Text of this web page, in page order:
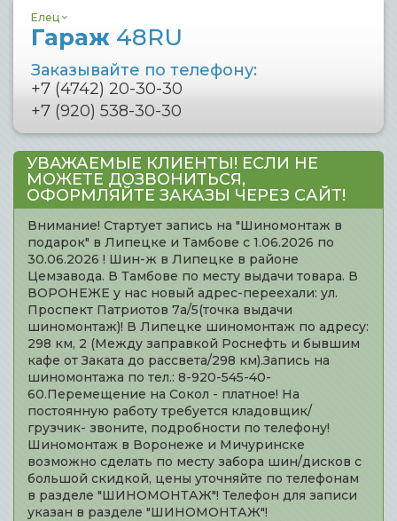
Елец
Гараж 48RU
Заказывайте по телефону:
+7 (4742) 20-30-30
+7 (920) 538-30-30
УВАЖАЕМЫЕ КЛИЕНТЫ! ЕСЛИ НЕ
МОЖЕТЕ ДОЗВОНИТЬСЯ,
ОФОРМЛЯЙТЕ ЗАКАЗЫ ЧЕРЕЗ САЙТ!
Внимание! Стартует запись на "Шиномонтаж в
подарок" в Липецке и Тамбове с 1.06.2026 по
30.06.2026 ! Шин-ж в Липецке в районе
Цемзавода. В Тамбове по месту выдачи товара. В
ВОРОНЕЖЕ у нас новый адрес-переехали: ул.
Проспект Патриотов 7а/5(точка выдачи
шиномонтаж)! В Липецке шиномонтаж по адресу:
298 км, 2 (Между заправкой Роснефть и бывшим
кафе от Заката до рассвета/298 км).Запись на
шиномонтажа по тел.: 8-920-545-40-
60.Перемещение на Сокол - платное! На
постоянную работу требуется кладовщик/
грузчик- звоните, подробности по телефону!
Шиномонтаж в Воронеже и Мичуринске
возможно сделать по месту забора шин/дисков с
большой скидкой, цены уточняйте по телефонам
в разделе "ШИНОМОНТАЖ"! Телефон для записи
указан в разделе "ШИНОМОНТАЖ"!